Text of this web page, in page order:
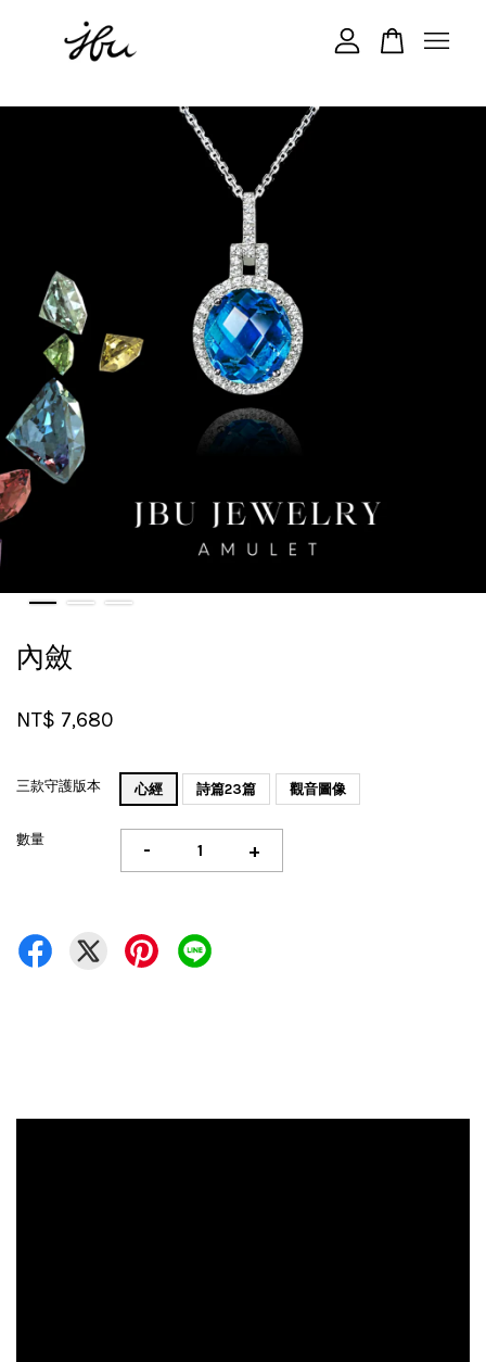
內斂
NT$ 7,680
三款守護版本 心經 詩篇23篇 觀音圖像
數量 - +
您的購物車目前還是空的。
繼續購物